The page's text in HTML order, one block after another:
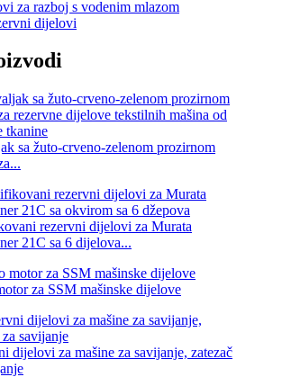
za razboj s vodenim mlazom
dijelovi
sa žuto-crveno-zelenom prozirnom
rezervni dijelovi za Murata
21C sa 6 dijelova...
za SSM mašinske dijelove
dijelovi za mašine za savijanje, zatezač